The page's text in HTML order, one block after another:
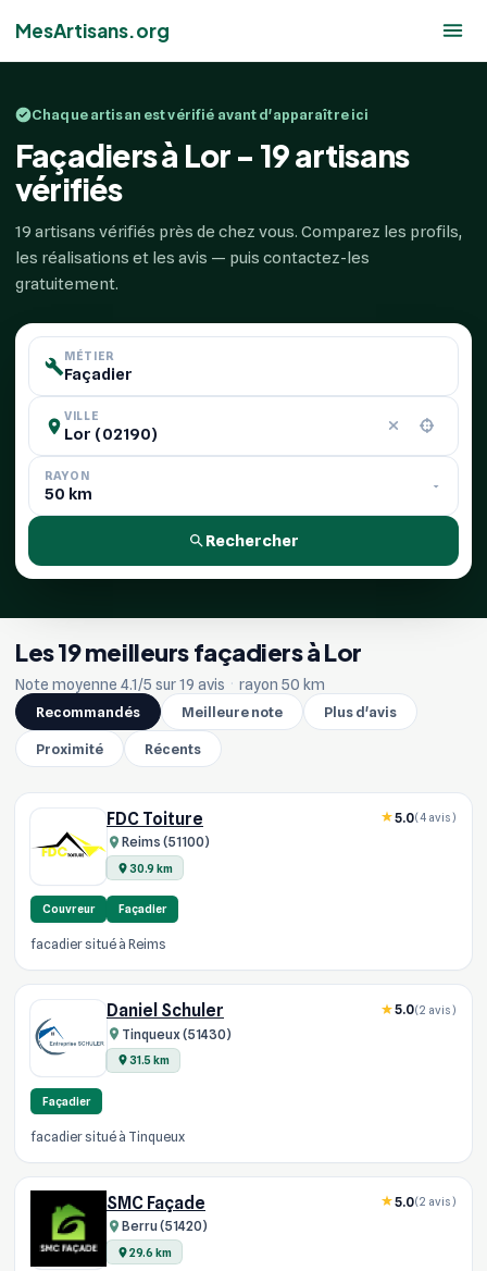
MesArtisans.org
Chaque artisan est vérifié avant d'apparaître ici
Façadiers à Lor - 19 artisans
vérifiés
19 artisans vérifiés près de chez vous. Comparez les profils,
les réalisations et les avis — puis contactez-les
gratuitement.
MÉTIER
VILLE
RAYON
Rechercher
Les 19 meilleurs façadiers à Lor
Note moyenne 4.1/5 sur 19 avis · rayon 50 km
Recommandés
Meilleure note Plus d'avis
Proximité Récents
FDC Toiture
Reims (51100)
30.9 km
5.0(4 avis)
Couvreur Façadier
facadier situé à Reims
Daniel Schuler
Tinqueux (51430)
31.5 km
5.0(2 avis)
Façadier
facadier situé à Tinqueux
SMC Façade
Berru (51420)
29.6 km
5.0(2 avis)